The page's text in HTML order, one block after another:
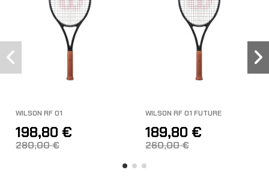
WILSON RF 01
198,80 €
280,00 €
WILSON RF 01 FUTURE
189,80 €
260,00 €